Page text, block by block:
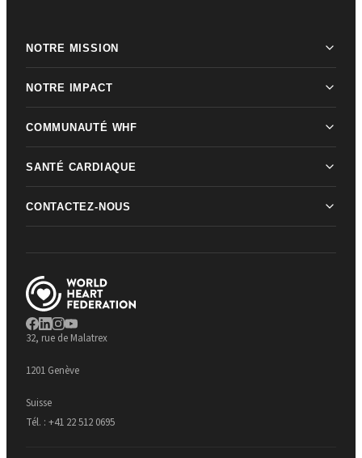
NOTRE MISSION
NOTRE IMPACT
COMMUNAUTÉ WHF
SANTÉ CARDIAQUE
CONTACTEZ-NOUS
32, rue de Malatrex
1201 Genève
Suisse
Tél. : +41 22 512 0695